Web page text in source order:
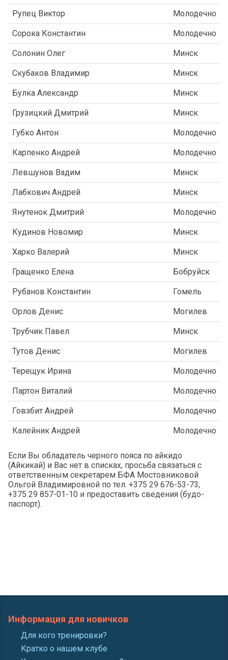
Рупец Виктор Молодечно
Сорока Константин Молодечно
Солонин Олег Минск
Скубаков Владимир Минск
Булка Александр Минск
Грузицкий Дмитрий Минск
Губко Антон Молодечно
Карпенко Андрей Молодечно
Левшунов Вадим Минск
Лабкович Андрей Минск
Янутенок Дмитрий Молодечно
Кудинов Новомир Минск
Харко Валерий Минск
Гращенко Елена Бобруйск
Рубанов Константин Гомель
Орлов Денис Могилев
Трубчик Павел Минск
Тутов Денис Могилев
Терещук Ирина Молодечно
Партон Виталий Молодечно
Говзбит Андрей Молодечно
Калейник Андрей Молодечно
Если Вы обладатель черного пояса по айкидо
(Айкикай) и Вас нет в списках, просьба связаться с
ответственным секретарем БФА Мостовниковой
Ольгой Владимировной по тел. +375 29 676-53-73,
+375 29 857-01-10 и предоставить сведения (будо-
паспорт).
Информация для новичков
Для кого тренировки?
Кратко о нашем клубе